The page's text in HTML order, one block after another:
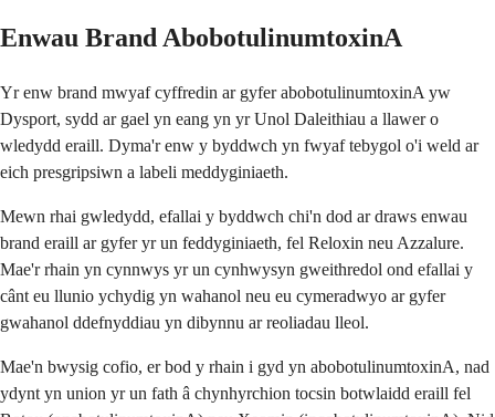
Enwau Brand AbobotulinumtoxinA
Yr enw brand mwyaf cyffredin ar gyfer abobotulinumtoxinA yw
Dysport, sydd ar gael yn eang yn yr Unol Daleithiau a llawer o
wledydd eraill. Dyma'r enw y byddwch yn fwyaf tebygol o'i weld ar
eich presgripsiwn a labeli meddyginiaeth.
Mewn rhai gwledydd, efallai y byddwch chi'n dod ar draws enwau
brand eraill ar gyfer yr un feddyginiaeth, fel Reloxin neu Azzalure.
Mae'r rhain yn cynnwys yr un cynhwysyn gweithredol ond efallai y
cânt eu llunio ychydig yn wahanol neu eu cymeradwyo ar gyfer
gwahanol ddefnyddiau yn dibynnu ar reoliadau lleol.
Mae'n bwysig cofio, er bod y rhain i gyd yn abobotulinumtoxinA, nad
ydynt yn union yr un fath â chynhyrchion tocsin botwlaidd eraill fel